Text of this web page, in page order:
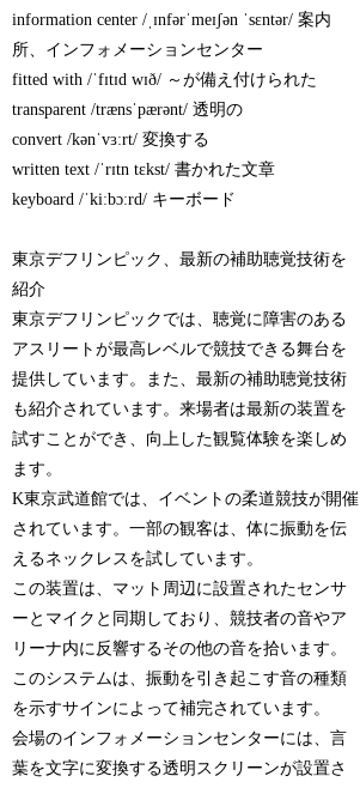
information center /ˌɪnfərˈmeɪʃən ˈsɛntər/ 案内
所、インフォメーションセンター
fitted with /ˈfɪtɪd wɪð/ ～が備え付けられた
transparent /trænsˈpærənt/ 透明の
convert /kənˈvɜːrt/ 変換する
written text /ˈrɪtn tɛkst/ 書かれた文章
keyboard /ˈkiːbɔːrd/ キーボード
東京デフリンピック、最新の補助聴覚技術を
紹介
東京デフリンピックでは、聴覚に障害のある
アスリートが最高レベルで競技できる舞台を
提供しています。また、最新の補助聴覚技術
も紹介されています。来場者は最新の装置を
試すことができ、向上した観覧体験を楽しめ
ます。
K東京武道館では、イベントの柔道競技が開催
されています。一部の観客は、体に振動を伝
えるネックレスを試しています。
この装置は、マット周辺に設置されたセンサ
ーとマイクと同期しており、競技者の音やア
リーナ内に反響するその他の音を拾います。
このシステムは、振動を引き起こす音の種類
を示すサインによって補完されています。
会場のインフォメーションセンターには、言
葉を文字に変換する透明スクリーンが設置さ